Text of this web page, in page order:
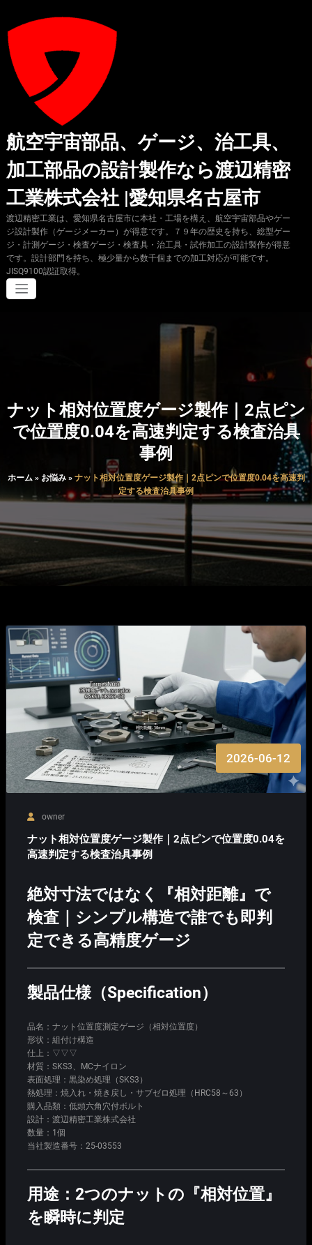
テ
航空宇宙部品、ゲージ、治工具、
加工部品の設計製作なら渡辺精密
工業株式会社 |愛知県名古屋市
渡辺精密工業は、愛知県名古屋市に本社・工場を構え、航空宇宙部品やゲー
ジ設計製作（ゲージメーカー）が得意です。７９年の歴史を持ち、総型ゲー
ジ・計測ゲージ・検査ゲージ・検査具・治工具・試作加工の設計製作が得意
です。設計部門を持ち、極少量から数千個までの加工対応が可能です。
JISQ9100認証取得。
ナット相対位置度ゲージ製作｜2点ピン
で位置度0.04を高速判定する検査治具
事例
ホーム» お悩み» ナット相対位置度ゲージ製作｜2点ピンで位置度0.04を高速判
定する検査治具事例
2026-06-12
owner
ナット相対位置度ゲージ製作｜2点ピンで位置度0.04を
高速判定する検査治具事例
絶対寸法ではなく『相対距離』で
検査｜シンプル構造で誰でも即判
定できる高精度ゲージ
製品仕様（Specification）
品名：ナット位置度測定ゲージ（相対位置度）
形状：組付け構造
仕上：▽▽▽
材質：SKS3、MCナイロン
表面処理：黒染め処理（SKS3）
熱処理：焼入れ・焼き戻し・サブゼロ処理（HRC58～63）
購入品類：低頭六角穴付ボルト
設計：渡辺精密工業株式会社
数量：1個
当社製造番号：25-03553
用途：2つのナットの『相対位置』
を瞬時に判定